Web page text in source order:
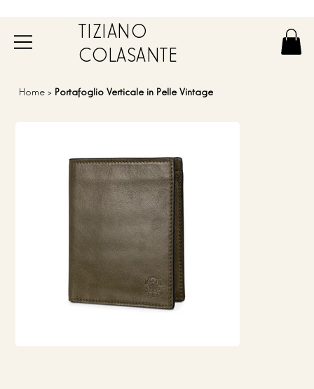
TIZIANO
COLASANTE
Home > Portafoglio Verticale in Pelle Vintage